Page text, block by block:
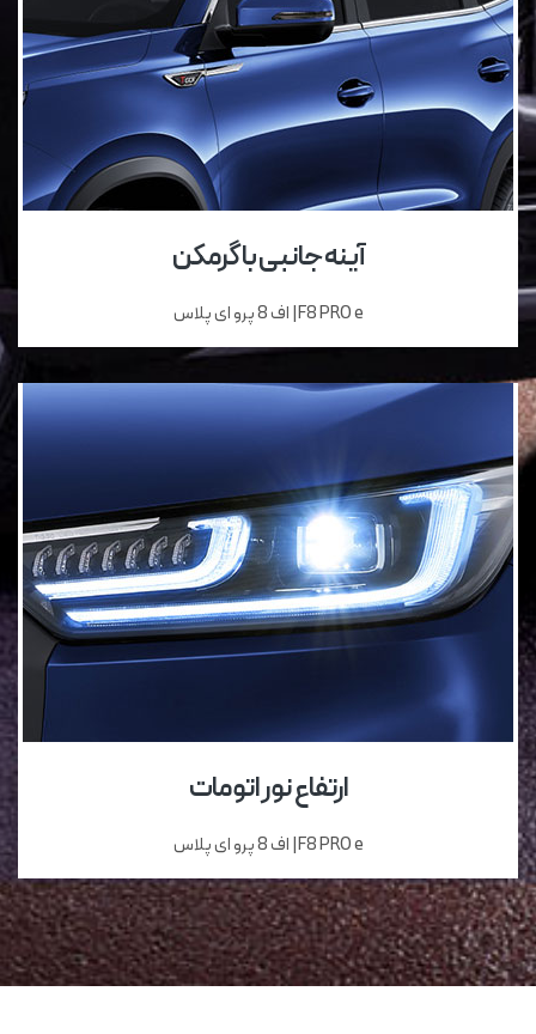
آینه جانبی با گرمکن
F8 PRO e| اف 8 پرو ای پلاس
ارتفاع نور اتومات
F8 PRO e| اف 8 پرو ای پلاس